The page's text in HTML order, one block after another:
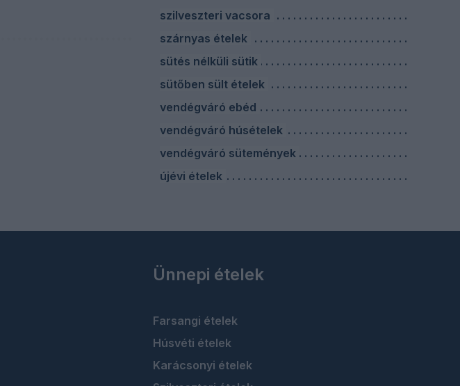
szilveszteri vacsora
szárnyas ételek
sütés nélküli sütik
sütőben sült ételek
vendégváró ebéd
vendégváró húsételek
vendégváró sütemények
újévi ételek
Ünnepi ételek
Farsangi ételek
Húsvéti ételek
Karácsonyi ételek